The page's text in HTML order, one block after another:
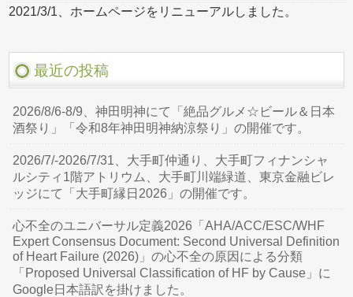
2021/3/1、ホームページをリニューアルしました。
最近の投稿
2026/8/6-8/9、神田明神にて「絶品グルメ☆ビール＆日本
酒祭り」「令和8年神田明神納涼祭り」の開催です。
2026/7/-2026/7/31、大手町仲通り、大手町フィナンシャ
ルシティ1階アトリウム、大手町川端緑道、東京金融ビレ
ッジにて「大手町縁日2026」の開催です。
心不全のユニバーサル定義2026「AHA/ACC/ESC/WHF
Expert Consensus Document: Second Universal Definition
of Heart Failure (2026)」の心不全の原因による分類
「Proposed Universal Classification of HF by Cause」に
Google日本語訳を掛けました。